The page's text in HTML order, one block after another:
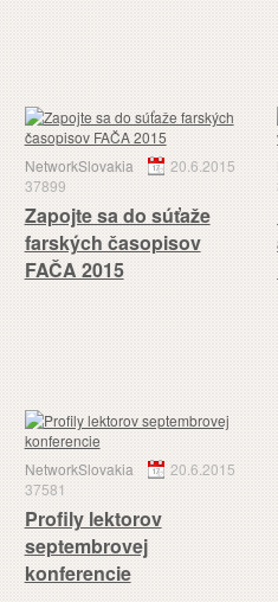
NetworkSlovakia
20.6.2015
37899
Zapojte sa do súťaže
farských časopisov
FAČA 2015
NetworkSlovakia
20.6.2015
37581
Profily lektorov
septembrovej
konferencie